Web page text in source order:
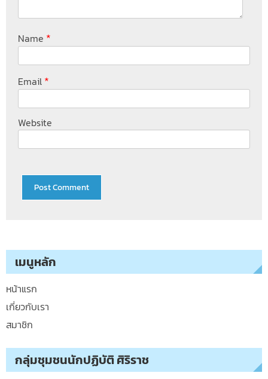
Name *
Email *
Website
เมนูหลัก
หน้าแรก
เกี่ยวกับเรา
สมาชิก
กลุ่มชุมชนนักปฏิบัติ ศิริราช